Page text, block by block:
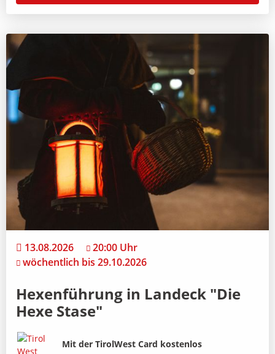
13.08.2026
20:00 Uhr
wöchentlich bis 29.10.2026
Hexenführung in Landeck "Die
Hexe Stase"
Bild
Beschreibung
Mit der TirolWest Card kostenlos